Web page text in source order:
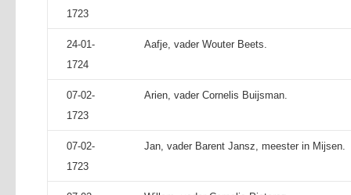
1723
24-01-
1724
Aafje, vader Wouter Beets.
07-02-
1723
Arien, vader Cornelis Buijsman.
07-02-
1723
Jan, vader Barent Jansz, meester in Mijsen.